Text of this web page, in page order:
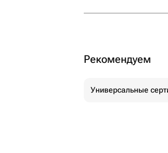
Рекомендуем
Универсальные